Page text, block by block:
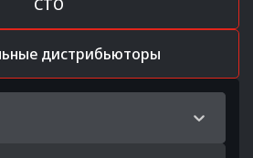
СТО
дистрибьюторы